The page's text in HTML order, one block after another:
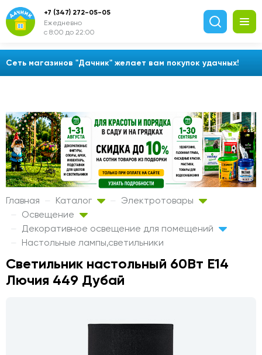
Сеть магазинов "Дачник" желает вам покупок удачных!
+7 (347) 272-05-05
Ежедневно
с 8:00 до 22:00
Главная Каталог
Электротовары
Освещение
Декоративное освещение для помещений
Настольные лампы,светильники
Светильник настольный 60Вт E14
Лючия 449 Дубай